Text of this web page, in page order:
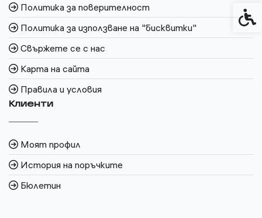
Политика за поверителност
Политика за използване на "бисквитки"
Свържете се с нас
Карта на сайта
Правила и условия
Клиенти
Моят профил
История на поръчките
Бюлетин